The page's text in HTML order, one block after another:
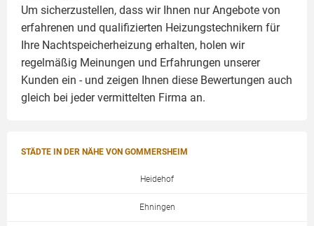
Um sicherzustellen, dass wir Ihnen nur Angebote von
erfahrenen und qualifizierten Heizungstechnikern für
Ihre Nachtspeicherheizung erhalten, holen wir
regelmäßig Meinungen und Erfahrungen unserer
Kunden ein - und zeigen Ihnen diese Bewertungen auch
gleich bei jeder vermittelten Firma an.
STÄDTE IN DER NÄHE VON GOMMERSHEIM
Heidehof
Ehningen